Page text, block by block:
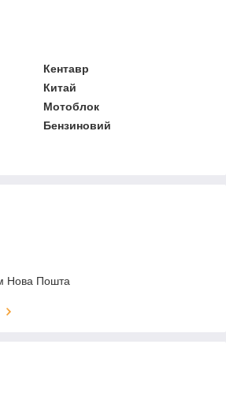
Кентавр
Китай
Мотоблок
Бензиновий
Нова Пошта